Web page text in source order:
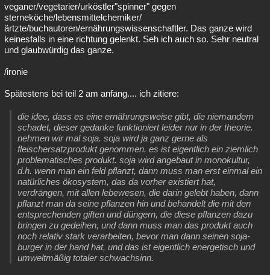
veganer/vegetarier/urköstler"spinner" gegen
sterneköche/lebensmittelchemiker/
ärtzte/buchautoren/ernährungswissenschaftler. Das ganze wird
keinesfalls in eine richtung gelenkt. Seh ich auch so. Sehr neutral
und glaubwürdig das ganze.
/ironie
Spätestens bei teil 2 am anfang.... ich zitiere:
die idee, dass es eine ernährungsweise gibt, die niemandem
schadet, dieser gedanke funktioniert leider nur in der theorie.
nehmen wir mal soja. soja wird ja ganz gerne als
fleischersatzprodukt genommen. es ist eigentlich ein ziemlich
problematisches produkt. soja wird angebaut in monokultur,
d.h. wenn man ein feld pflanzt, dann muss man erst einmal ein
natürliches ökosystem, das da vorher existiert hat,
verdrängen, mit allen lebewesen, die darin gelebt haben, dann
pflanzt man da seine pflanzen hin und behandelt die mit den
entsprechenden giften und düngern, die diese pflanzen dazu
bringen zu gedeihen, und dann muss man das produkt auch
noch relativ stark verarbeiten, bevor man dann seinen soja-
burger in der hand hat, und das ist eigentlich energetisch und
umweltmäßig totaler schwachsinn.